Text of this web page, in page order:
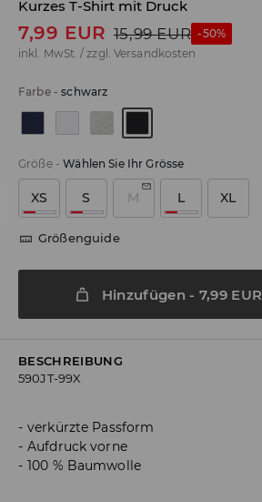
Kurzes T-Shirt mit Druck
7,99 EUR 15,99 EUR -50%
inkl. MwSt. / zzgl. Versandkosten
Farbe-schwarz
Größe-Wählen Sie Ihr Grösse
XS S M L XL
Größenguide
Hinzufügen - 7,99 EUR
BESCHREIBUNG
590JT-99X
verkürzte Passform
Aufdruck vorne
100 % Baumwolle